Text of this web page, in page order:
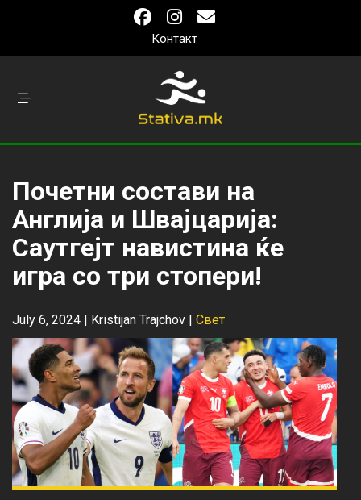
Контакт
Почетни состави на
Англија и Швајцарија:
Саутгејт навистина ќе
игра со три стопери!
July 6, 2024 | Kristijan Trajchov | Свет